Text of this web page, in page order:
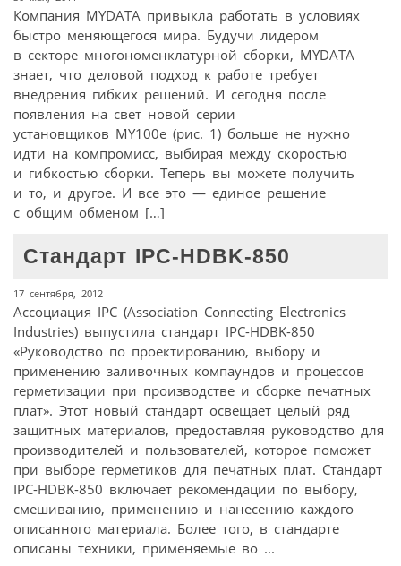
Компания MYDATA привыкла работать в условиях
быстро меняющегося мира. Будучи лидером
в секторе многономенклатурной сборки, MYDATA
знает, что деловой подход к работе требует
внедрения гибких решений. И сегодня после
появления на свет новой серии
установщиков MY100e (рис. 1) больше не нужно
идти на компромисс, выбирая между скоростью
и гибкостью сборки. Теперь вы можете получить
и то, и другое. И все это — единое решение
с общим обменом […]
Стандарт IPC-HDBK-850
17 сентября, 2012
Ассоциация IPC (Association Connecting Electronics
Industries) выпустила стандарт IPC-HDBK-850
«Руководство по проектированию, выбору и
применению заливочных компаундов и процессов
герметизации при производстве и сборке печатных
плат». Этот новый стандарт освещает целый ряд
защитных материалов, предоставляя руководство для
производителей и пользователей, которое поможет
при выборе герметиков для печатных плат. Стандарт
IPC-HDBK-850 включает рекомендации по выбору,
смешиванию, применению и нанесению каждого
описанного материала. Более того, в стандарте
описаны техники, применяемые во ...